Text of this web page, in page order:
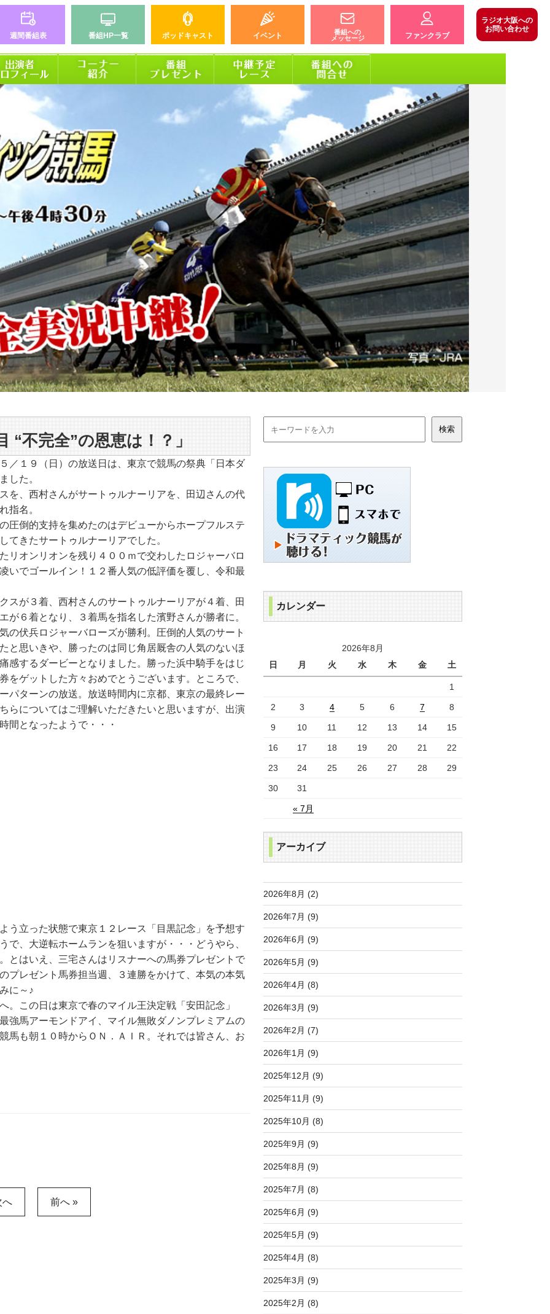
週間番組表 番組HP一覧 ポッドキャスト イベント
番組への
メッセージ
ファンクラブ
ラジオ大阪への
お問い合わせ
“不完全”の恩恵は！？」
／１９（日）の放送日は、東京で競馬の祭典「日本ダ
した。
を、西村さんがサートゥルナーリアを、田辺さんの代
指名。
圧倒的支持を集めたのはデビューからホープフルステ
きたサートゥルナーリアでした。
リオンリオンを残り４００ｍで交わしたロジャーバロ
いでゴールイン！１２番人気の低評価を覆し、令和最
スが３着、西村さんのサートゥルナーリアが４着、田
が６着となり、３着馬を指名した濱野さんが勝者に。
の伏兵ロジャーバローズが勝利。圧倒的人気のサート
と思いきや、勝ったのは同じ角居厩舎の人気のないほ
感するダービーとなりました。勝った浜中騎手をはじ
をゲットした方々おめでとうございます。ところで、
パターンの放送。放送時間内に京都、東京の最終レー
らについてはご理解いただきたいと思いますが、出演
間となったようで・・・
う立った状態で東京１２レース「目黒記念」を予想す
で、大逆転ホームランを狙いますが・・・どうやら、
とはいえ、三宅さんはリスナーへの馬券プレゼントで
プレゼント馬券担当週、３連勝をかけて、本気の本気
に～♪
。この日は東京で春のマイル王決定戦「安田記念」
強馬アーモンドアイ、マイル無敗ダノンプレミアムの
馬も朝１０時からＯＮ．ＡＩＲ。それでは皆さん、お
へ 前へ »
カレンダー
2026年8月
日
月 火 水 木 金 土
« 7月
1
2 3 4 5 6 7 8
9 10 11 12 13 14 15
16 17 18 19 20 21 22
23 24 25 26 27 28 29
30 31
アーカイブ
2026年8月 (2)
2026年7月 (9)
2026年6月 (9)
2026年5月 (9)
2026年4月 (8)
2026年3月 (9)
2026年2月 (7)
2026年1月 (9)
2025年12月 (9)
2025年11月 (9)
2025年10月 (8)
2025年9月 (9)
2025年8月 (9)
2025年7月 (8)
2025年6月 (9)
2025年5月 (9)
2025年4月 (8)
2025年3月 (9)
2025年2月 (8)